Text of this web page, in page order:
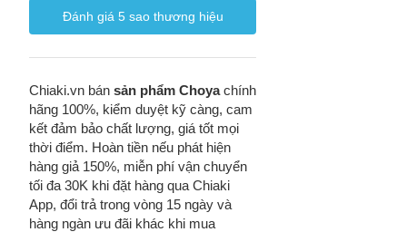
Đánh giá 5sao thương hiệu
Chiaki.vn bán sản phẩm Choyachính
hãng 100%, kiểm duyệt kỹ càng, cam
kết đảm bảo chất lượng, giá tốt mọi
thời điểm. Hoàn tiền nếu phát hiện
hàng giả 150%, miễn phí vận chuyển
tối đa 30K khi đặt hàng qua Chiaki
App, đổi trả trong vòng 15 ngày và
hàng ngàn ưu đãi khác khi mua